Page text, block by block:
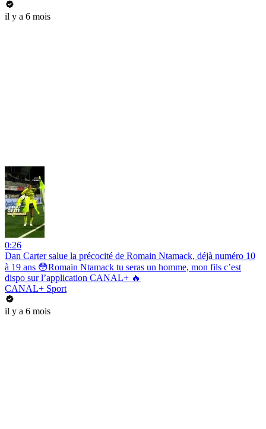
il y a 6 mois
0:26
Dan Carter salue la précocité de Romain Ntamack, déjà numéro 10
à 19 ans 😳Romain Ntamack tu seras un homme, mon fils c’est
dispo sur l’application CANAL+ 🔥
CANAL+ Sport
il y a 6 mois